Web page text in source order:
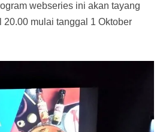
webseries ini akan tayang
20.00 mulai tanggal 1 Oktober